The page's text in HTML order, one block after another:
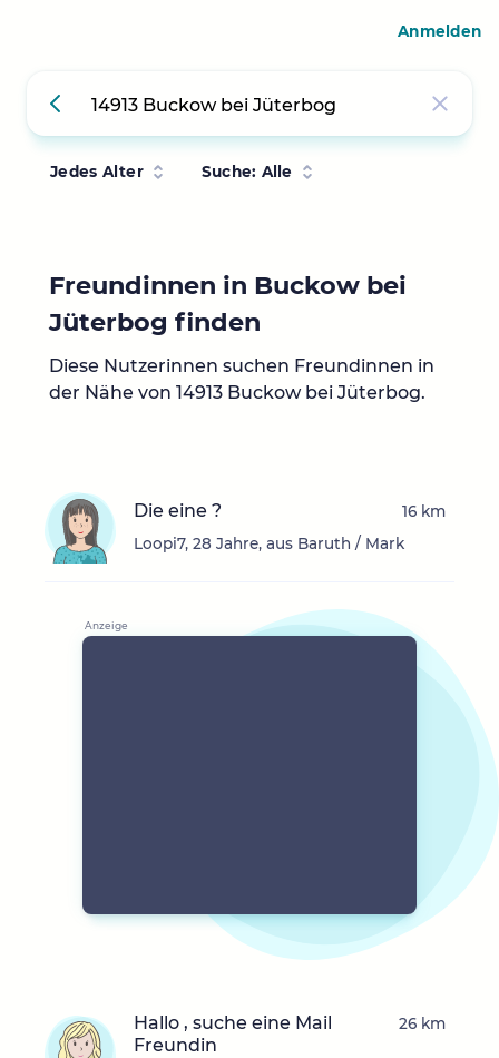
Jedes Alter Suche: Alle
Freundinnen in Buckow bei
Jüterbog finden
Diese Nutzerinnen suchen Freundinnen in
der Nähe von 14913 Buckow bei Jüterbog.
Die eine ?
Loopi7, 28 Jahre, aus Baruth / Mark
16 km
Hallo , suche eine Mail
Freundin
26 km
Anmelden